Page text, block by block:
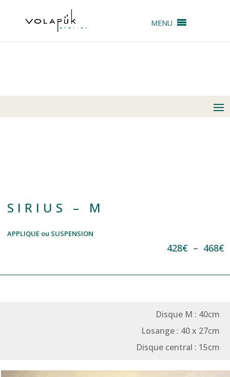
MENU
SIRIUS – M
APPLIQUE ou SUSPENSION
428€ – 468€
Disque M : 40cm
Losange : 40 x 27cm
Disque central : 15cm